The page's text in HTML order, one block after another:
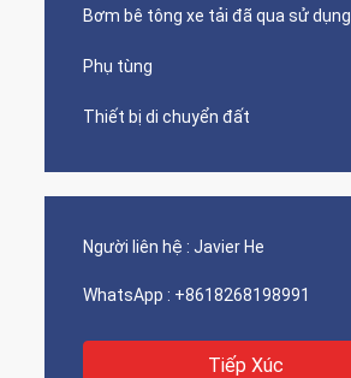
Bơm bê tông xe tải đã qua sử dụng
Phụ tùng
Thiết bị di chuyển đất
Người liên hệ : Javier He
WhatsApp : +8618268198991
Tiếp Xúc